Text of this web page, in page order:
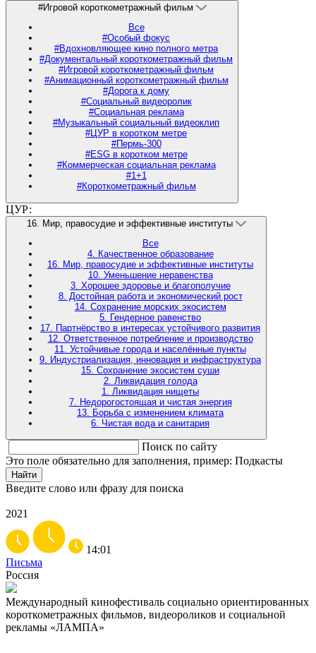
#Игровой короткометражный фильм
Все
#Особый фокус
#Вдохновляющее кино полного метра
#Документальный короткометражный фильм
#Игровой короткометражный фильм
#Анимационный короткометражный фильм
#Дорога к дому
#Социальный видеоролик
#Социальная реклама
#Музыкальный социальный видеоклип
#ЦУР в коротком метре
#Пермь-300
#ESG в коротком метре
#Коммерческая социальная реклама
#1+1
#Короткометражный фильм
ЦУР:
16. Мир, правосудие и эффективные институты
Все
4. Качественное образование
16. Мир, правосудие и эффективные институты
10. Уменьшение неравенства
3. Хорошее здоровье и благополучие
8. Достойная работа и экономический рост
14. Сохранение морских экосистем
5. Гендерное равенство
17. Партнёрство в интересах устойчивого развития
12. Ответственное потребление и производство
11. Устойчивые города и населённые пункты
9. Индустриализация, инновация и инфраструктура
15. Сохранение экосистем суши
2. Ликвидация голода
1. Ликвидация нищеты
7. Недорогостоящая и чистая энергия
13. Борьба с изменением климата
6. Чистая вода и санитария
Поиск по сайту
Это поле обязательно для заполнения, пример: Подкасты
Найти
Введите слово или фразу для поиска
2021
14:01
Письма
Россия
Международный кинофестиваль социально ориентированных
короткометражных фильмов, видеороликов и социальной
рекламы «ЛАМПА»